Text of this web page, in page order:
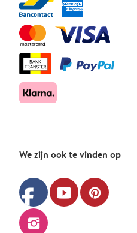
We zijn ook te vinden op
facebook youtube pinterest
instagram